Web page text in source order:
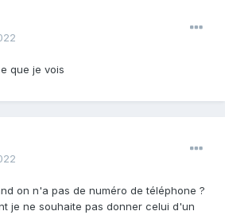
que je vois
on n'a pas de numéro de téléphone ?
je ne souhaite pas donner celui d'un